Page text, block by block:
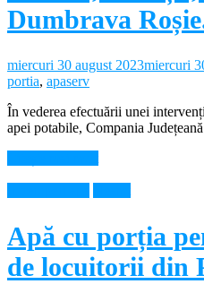
Dumbrava
miercuri 30 august 2023miercuri
portia, apaserv
În vederea efectuării unei
apei potabile, Compania
Apă cu porția
de locuitorii din